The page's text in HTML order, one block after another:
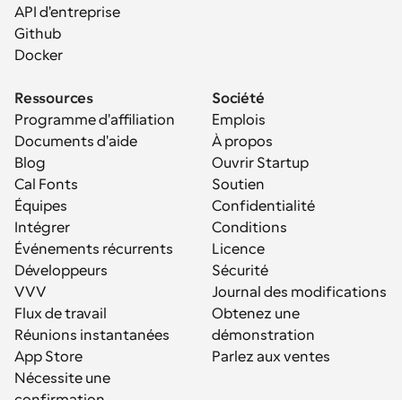
API d'entreprise
Github
Docker
Ressources
Programme d'affiliation
Documents d'aide
Blog
Cal Fonts
Équipes
Intégrer
Événements récurrents
Développeurs
VVV
Flux de travail
Réunions instantanées
App Store
Nécessite une
Société
Emplois
À propos
Ouvrir Startup
Soutien
Confidentialité
Conditions
Licence
Sécurité
Journal des modifications
Obtenez une
démonstration
Parlez aux ventes